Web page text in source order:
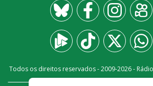
Todos os direitos reservados - 2009-2026-